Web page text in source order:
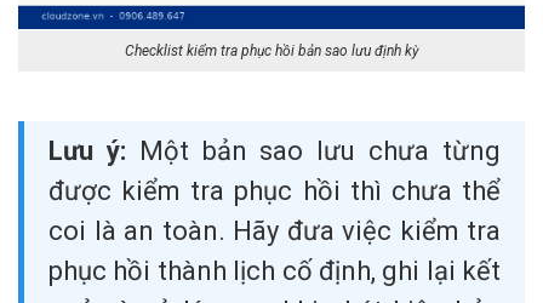
Checklist kiểm tra phục hồi bản sao lưu định kỳ
Lưu ý: Một bản sao lưu chưa từng
được kiểm tra phục hồi thì chưa thể
coi là an toàn. Hãy đưa việc kiểm tra
phục hồi thành lịch cố định, ghi lại kết